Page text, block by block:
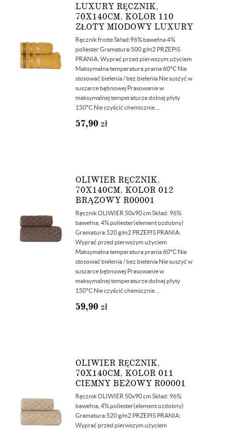
LUXURY RĘCZNIK,
70X140CM, KOLOR 110
ZŁOTY MIODOWY LUXURY
Ręcznik frotte Skład:96% bawełna 4%
poliester Gramatura:500 g/m2 PRZEPIS
PRANIA: Wyprać przed pierwszym użyciem
Maksymalna temperatura prania 60°C Nie
stosować bielenia / bez bielenia Nie suszyć w
suszarce bębnowej Prasowanie w
maksymalnej temperaturze dolnej płyty
150°C Nie czyścić chemicznie ...
57,90 zł
OLIWIER RĘCZNIK,
70X140CM, KOLOR 012
BRĄZOWY R00001
Ręcznik OLIWIER 50x90 cm Skład: 96%
bawełna, 4% poliester(element ozdobny)
Gramatura:520 g/m2 PRZEPIS PRANIA:
Wyprać przed pierwszym użyciem
Maksymalna temperatura prania 60°C Nie
stosować bielenia / bez bielenia Nie suszyć w
suszarce bębnowej Prasowanie w
maksymalnej temperaturze dolnej płyty
150°C Nie czyścić chemicznie ...
59,90 zł
OLIWIER RĘCZNIK,
70X140CM, KOLOR 011
CIEMNY BEŻOWY R00001
Ręcznik OLIWIER 50x90 cm Skład: 96%
bawełna, 4% poliester(element ozdobny)
Gramatura:520 g/m2 PRZEPIS PRANIA:
Wyprać przed pierwszym użyciem